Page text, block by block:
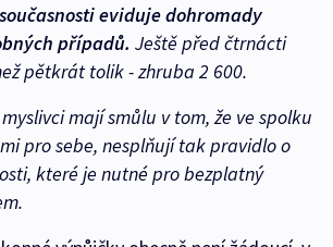
eviduje dohromady
případů. Ještě před čtrnácti
pětkrát tolik - zhruba 2 600.
mají smůlu v tom, že ve spolku
pro sebe, nesplňují tak pravidlo o
které je nutné pro bezplatný